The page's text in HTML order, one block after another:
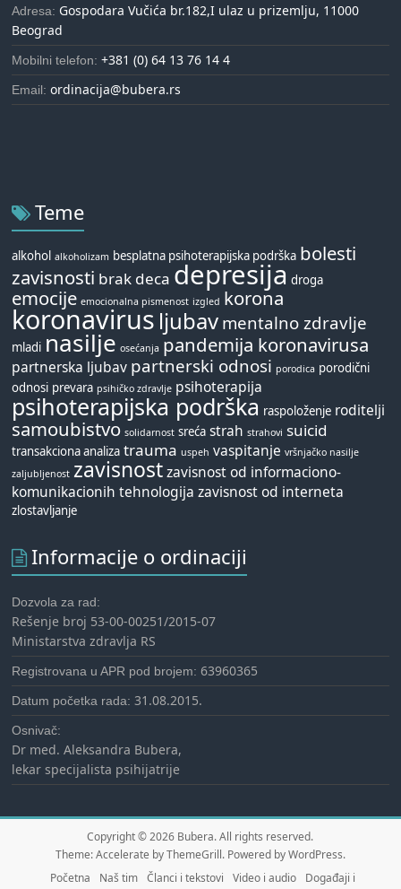
Adresa: Gospodara Vučića br.182,I ulaz u prizemlju, 11000
Beograd
Mobilni telefon:+381 (0) 64 13 76 14 4
Email:ordinacija@bubera.rs
Teme
alkohol alkoholizam besplatna psihoterapijska podrška bolesti
zavisnosti brak deca depresija droga
emocije emocionalna pismenost izgled korona
koronavirus ljubav mentalno zdravlje
mladi nasilje osećanja pandemija koronavirusa
partnerska ljubav partnerski odnosi porodica porodični
odnosi prevara psihičko zdravlje psihoterapija
psihoterapijska podrška raspoloženje roditelji
samoubistvo solidarnost sreća strah strahovi suicid
transakciona analiza trauma uspeh vaspitanje vršnjačko nasilje
zaljubljenost zavisnost zavisnost od informaciono-
komunikacionih tehnologija zavisnost od interneta
zlostavljanje
Informacije o ordinaciji
Dozvola za rad:
Rešenje broj 53-00-00251/2015-07
Ministarstva zdravlja RS
Registrovana u APR pod brojem:63960365
Datum početka rada:31.08.2015.
Osnivač:
Dr med. Aleksandra Bubera,
lekar specijalista psihijatrije
Copyright © 2026 Bubera. All rights reserved.
Theme:Accelerate by ThemeGrill. Powered byWordPress.
Početna
Naš tim Članci i tekstovi Video i audio
Događaji i